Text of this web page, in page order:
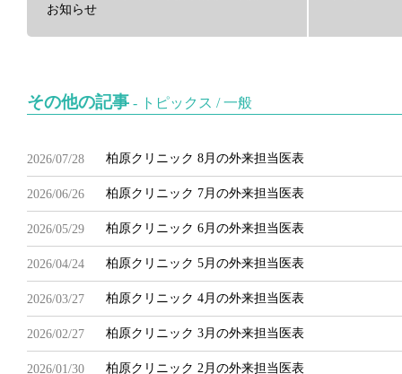
お知らせ
その他の記事 - トピックス /一般
2026/07/28 柏原クリニック 8月の外来担当医表
2026/06/26 柏原クリニック 7月の外来担当医表
2026/05/29 柏原クリニック 6月の外来担当医表
2026/04/24 柏原クリニック 5月の外来担当医表
2026/03/27 柏原クリニック 4月の外来担当医表
2026/02/27 柏原クリニック 3月の外来担当医表
2026/01/30 柏原クリニック 2月の外来担当医表